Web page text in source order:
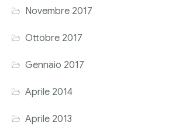
Novembre 2017
Ottobre 2017
Gennaio 2017
Aprile 2014
Aprile 2013